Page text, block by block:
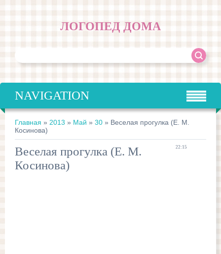
ЛОГОПЕД ДОМА
NAVIGATION
Главная » 2013 » Май » 30 » Веселая прогулка (Е. М.
Косинова)
22:15
Веселая прогулка (Е. М.
Косинова)